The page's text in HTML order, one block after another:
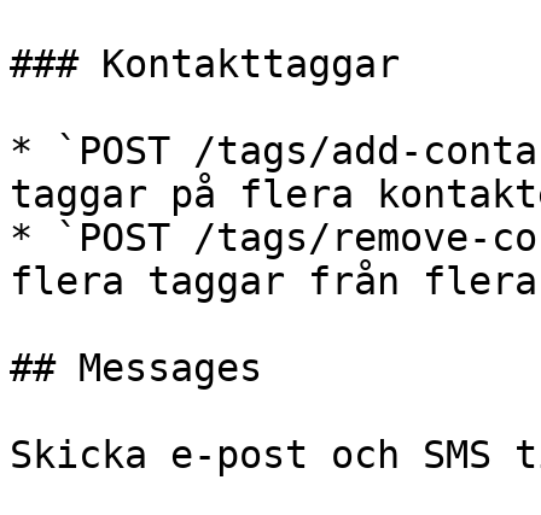
### Kontakttaggar
* `POST /tags/add-
taggar på flera
* `POST /tags/remove-
flera taggar från
## Messages
Skicka e-post och